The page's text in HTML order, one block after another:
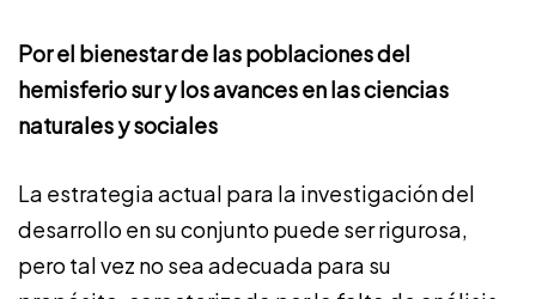
Por el bienestar de las poblaciones del
hemisferio sur y los avances en las ciencias
naturales y sociales
La estrategia actual para la investigación del
desarrollo en su conjunto puede ser rigurosa,
pero tal vez no sea adecuada para su